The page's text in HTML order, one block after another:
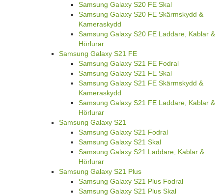
Samsung Galaxy S20 FE Skal
Samsung Galaxy S20 FE Skärmskydd &
Kameraskydd
Samsung Galaxy S20 FE Laddare, Kablar &
Hörlurar
Samsung Galaxy S21 FE
Samsung Galaxy S21 FE Fodral
Samsung Galaxy S21 FE Skal
Samsung Galaxy S21 FE Skärmskydd &
Kameraskydd
Samsung Galaxy S21 FE Laddare, Kablar &
Hörlurar
Samsung Galaxy S21
Samsung Galaxy S21 Fodral
Samsung Galaxy S21 Skal
Samsung Galaxy S21 Laddare, Kablar &
Hörlurar
Samsung Galaxy S21 Plus
Samsung Galaxy S21 Plus Fodral
Samsung Galaxy S21 Plus Skal